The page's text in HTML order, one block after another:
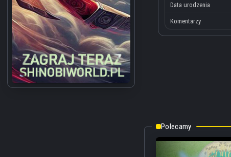
Data urodzenia
Komentarzy
Polecamy